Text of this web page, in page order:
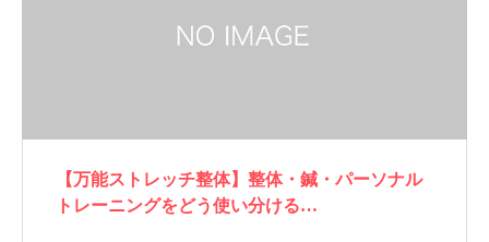
【万能ストレッチ整体】整体・鍼・パーソナル
トレーニングをどう使い分ける…